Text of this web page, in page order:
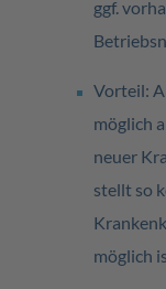
ggf.
Vorteil:
möglich
neuer
stellt so
möglich